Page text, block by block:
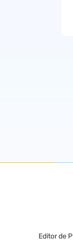
Editor de